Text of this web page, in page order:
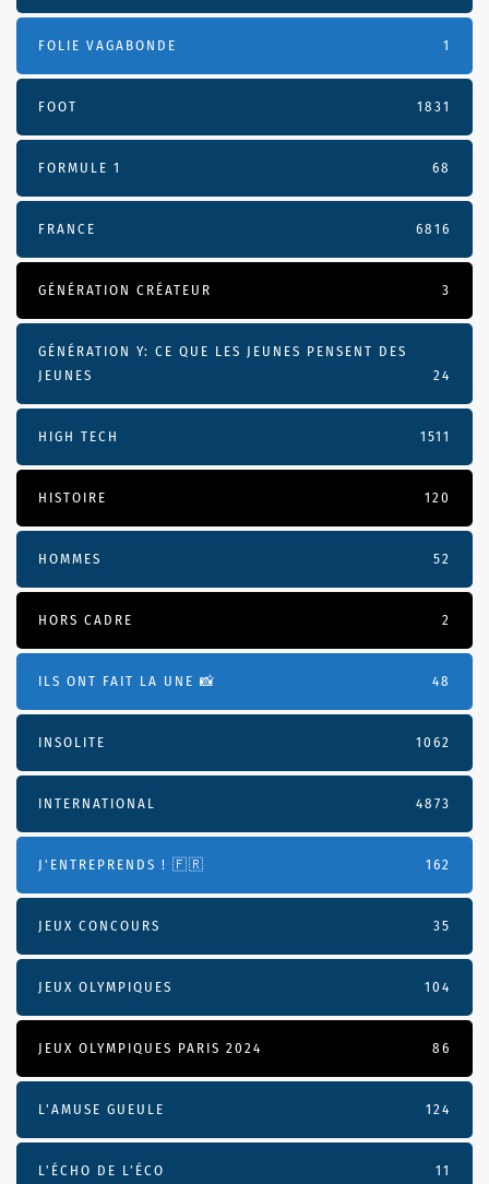
FOLIE VAGABONDE 1
FOOT 1831
FORMULE 1 68
FRANCE 6816
GÉNÉRATION CRÉATEUR 3
GÉNÉRATION Y: CE QUE LES JEUNES PENSENT DES
JEUNES
24
HIGH TECH 1511
HISTOIRE 120
HOMMES 52
HORS CADRE 2
ILS ONT FAIT LA UNE 📸 48
INSOLITE 1062
INTERNATIONAL 4873
J'ENTREPRENDS ! 🇫🇷 162
JEUX CONCOURS 35
JEUX OLYMPIQUES 104
JEUX OLYMPIQUES PARIS 2024 86
L'AMUSE GUEULE 124
L’ÉCHO DE L’ÉCO 11